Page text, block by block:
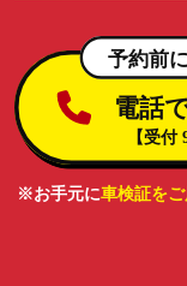
※お手元に車検証を